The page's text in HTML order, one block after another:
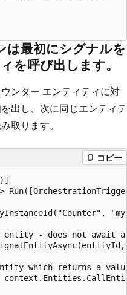
は最初にシグナルを
を呼び出します。
ンター エンティティに対
出し、次に同じエンティテ
取ります。
コピー
- does not await
which returns a